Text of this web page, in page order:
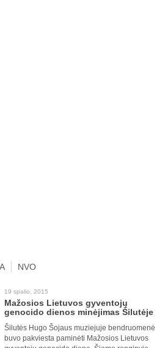
NVO
19 spalio, 2015
Mažosios Lietuvos gyventojų
genocido dienos minėjimas Šilutėje
Šilutės Hugo Šojaus muziejuje bendruomenė
buvo pakviesta paminėti Mažosios Lietuvos